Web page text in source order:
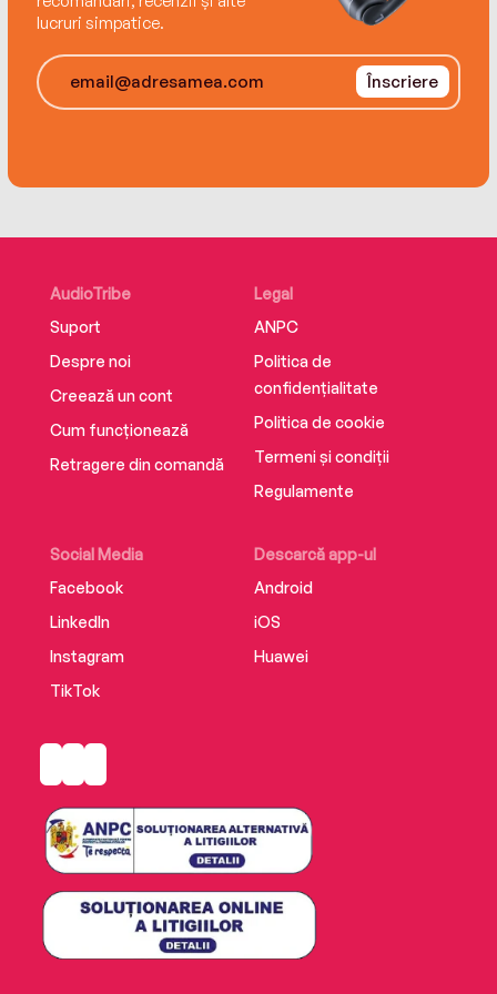
lucruri simpatice.
Înscriere
AudioTribe
Suport
Despre noi
Creează un cont
Cum funcționează
Retragere din comandă
Social Media
Facebook
LinkedIn
Instagram
TikTok
Descarcă app-ul
Android
iOS
Huawei
Legal
ANPC
Politica de
confidențialitate
Politica de cookie
Termeni și condiții
Regulamente